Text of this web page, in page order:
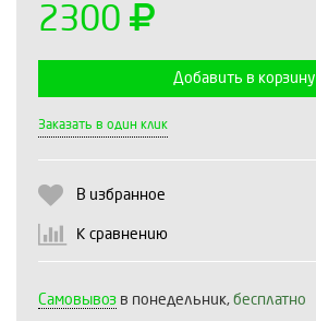
2300
Добавить в корзину
Заказать в один клик
В избранное
К сравнению
Самовывоз в понедельник, бесплатно